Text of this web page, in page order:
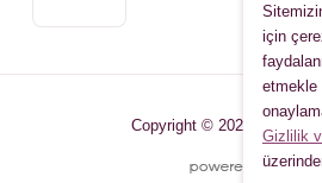
için
etmekle
Gizlilik
Copyright © 2026